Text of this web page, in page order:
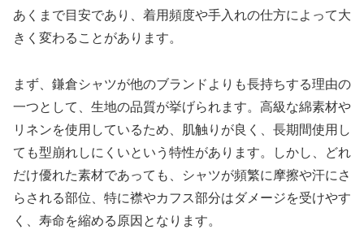
あくまで目安であり、着用頻度や手入れの仕方によって大
きく変わることがあります。
まず、鎌倉シャツが他のブランドよりも長持ちする理由の
一つとして、生地の品質が挙げられます。高級な綿素材や
リネンを使用しているため、肌触りが良く、長期間使用し
ても型崩れしにくいという特性があります。しかし、どれ
だけ優れた素材であっても、シャツが頻繁に摩擦や汗にさ
らされる部位、特に襟やカフス部分はダメージを受けやす
く、寿命を縮める原因となります。